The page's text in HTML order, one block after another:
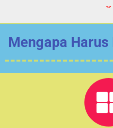
<>
Mengapa